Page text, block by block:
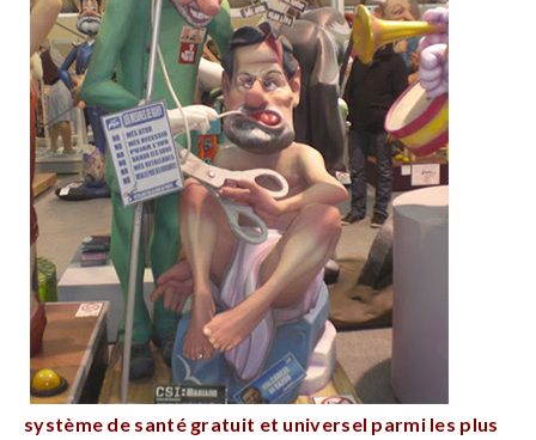
système de santé gratuit et universel parmi les plus